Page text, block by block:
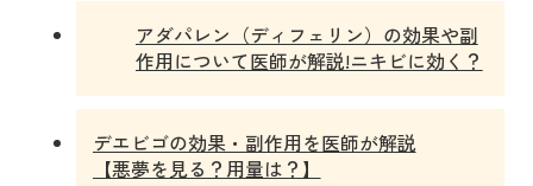
アダパレン（ディフェリン）の効果や副
作用について医師が解説!ニキビに効く？
デエビゴの効果・副作用を医師が解説
【悪夢を見る？用量は？】